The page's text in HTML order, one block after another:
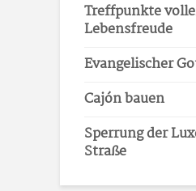
Treffpunkte
Lebensfreude
Evangelischer
Cajón bauen
Sperrung der
Straße